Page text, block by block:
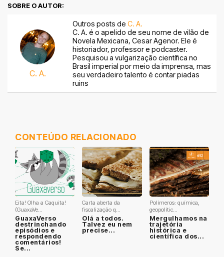
SOBRE O AUTOR:
C. A.
Outros posts de C. A.
C. A. é o apelido de seu nome de vilão de
Novela Mexicana, Cesar Agenor. Ele é
historiador, professor e podcaster.
Pesquisou a vulgarização científica no
Brasil imperial por meio da imprensa, mas
seu verdadeiro talento é contar piadas
ruins
CONTEÚDO RELACIONADO
Eita! Olha a Caquita!
(GuaxaVe...
GuaxaVerso
destrinchando
episódios e
respondendo
comentários!
Se...
Carta aberta da
fiscalização q...
Olá a todos.
Talvez eu nem
precise...
Polímeros: química,
geopolític...
Mergulhamos na
trajetória
histórica e
científica dos...